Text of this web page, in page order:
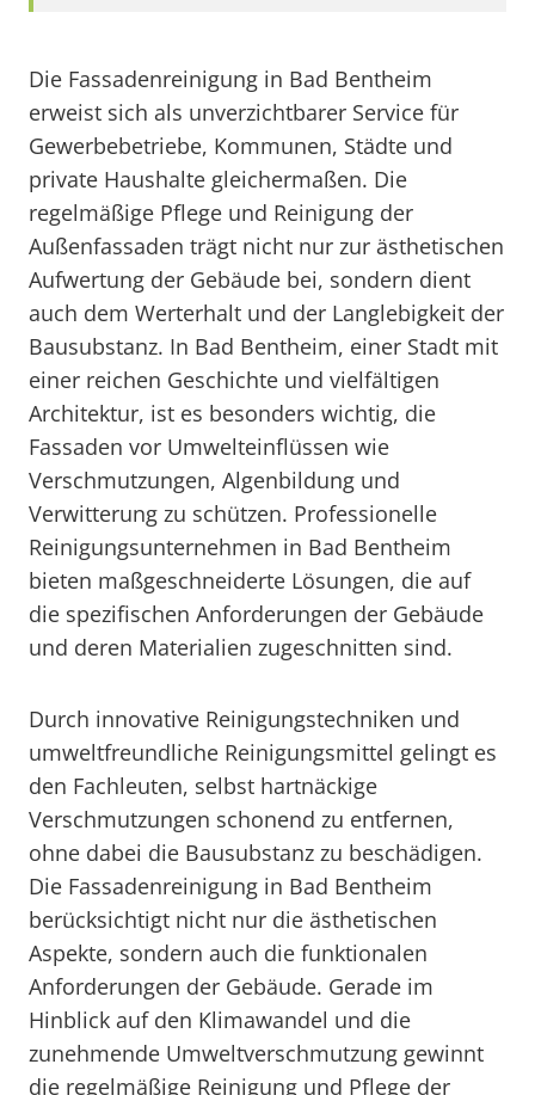
Die Fassadenreinigung in Bad Bentheim
erweist sich als unverzichtbarer Service für
Gewerbebetriebe, Kommunen, Städte und
private Haushalte gleichermaßen. Die
regelmäßige Pflege und Reinigung der
Außenfassaden trägt nicht nur zur ästhetischen
Aufwertung der Gebäude bei, sondern dient
auch dem Werterhalt und der Langlebigkeit der
Bausubstanz. In Bad Bentheim, einer Stadt mit
einer reichen Geschichte und vielfältigen
Architektur, ist es besonders wichtig, die
Fassaden vor Umwelteinflüssen wie
Verschmutzungen, Algenbildung und
Verwitterung zu schützen. Professionelle
Reinigungsunternehmen in Bad Bentheim
bieten maßgeschneiderte Lösungen, die auf
die spezifischen Anforderungen der Gebäude
und deren Materialien zugeschnitten sind.
Durch innovative Reinigungstechniken und
umweltfreundliche Reinigungsmittel gelingt es
den Fachleuten, selbst hartnäckige
Verschmutzungen schonend zu entfernen,
ohne dabei die Bausubstanz zu beschädigen.
Die Fassadenreinigung in Bad Bentheim
berücksichtigt nicht nur die ästhetischen
Aspekte, sondern auch die funktionalen
Anforderungen der Gebäude. Gerade im
Hinblick auf den Klimawandel und die
zunehmende Umweltverschmutzung gewinnt
die regelmäßige Reinigung und Pflege der